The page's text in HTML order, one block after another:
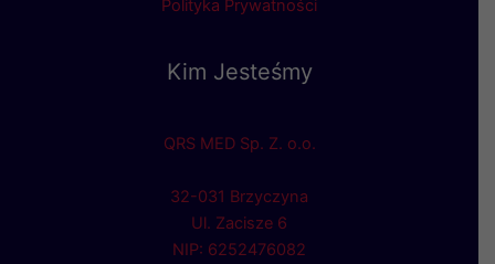
Polityka Prywatności
Kim Jesteśmy
QRS MED Sp. Z. o.o.
32-031 Brzyczyna
Ul. Zacisze 6
NIP: 6252476082